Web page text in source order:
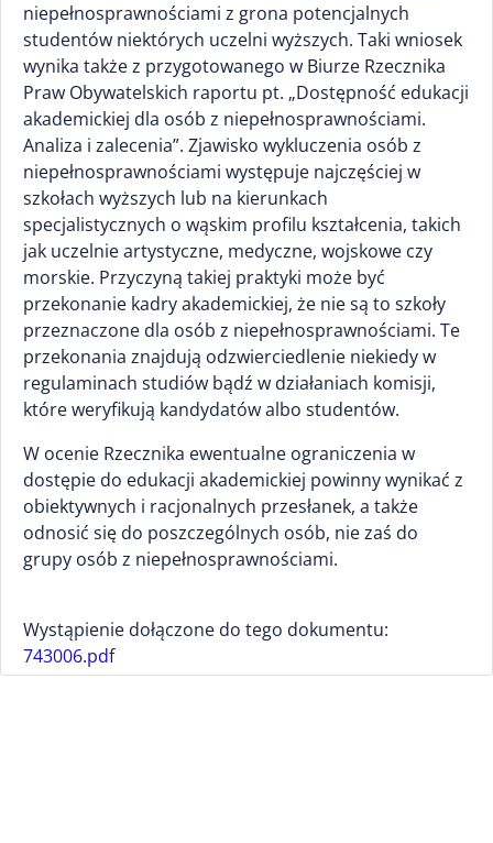
niepełnosprawnościami z grona potencjalnych
studentów niektórych uczelni wyższych. Taki wniosek
wynika także z przygotowanego w Biurze Rzecznika
Praw Obywatelskich raportu pt. „Dostępność edukacji
akademickiej dla osób z niepełnosprawnościami.
Analiza i zalecenia”. Zjawisko wykluczenia osób z
niepełnosprawnościami występuje najczęściej w
szkołach wyższych lub na kierunkach
specjalistycznych o wąskim profilu kształcenia, takich
jak uczelnie artystyczne, medyczne, wojskowe czy
morskie. Przyczyną takiej praktyki może być
przekonanie kadry akademickiej, że nie są to szkoły
przeznaczone dla osób z niepełnosprawnościami. Te
przekonania znajdują odzwierciedlenie niekiedy w
regulaminach studiów bądź w działaniach komisji,
które weryfikują kandydatów albo studentów.
W ocenie Rzecznika ewentualne ograniczenia w
dostępie do edukacji akademickiej powinny wynikać z
obiektywnych i racjonalnych przesłanek, a także
odnosić się do poszczególnych osób, nie zaś do
grupy osób z niepełnosprawnościami.
Wystąpienie dołączone do tego dokumentu:
743006.pdf